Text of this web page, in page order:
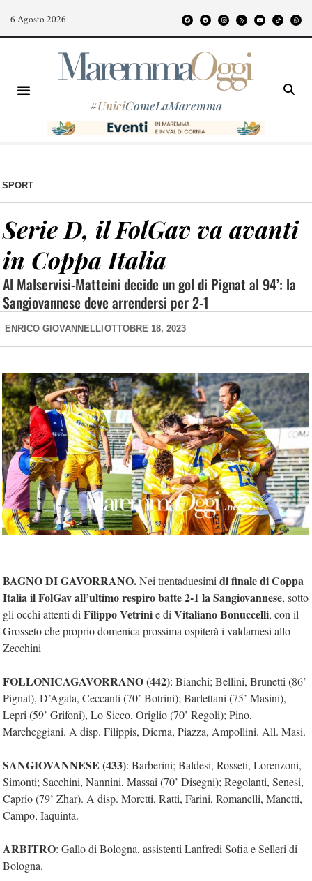
6 Agosto 2026
#UniciComeLaMaremma
SPORT
Serie D, il FolGav va avanti
in Coppa Italia
Al Malservisi-Matteini decide un gol di Pignat al 94’: la
Sangiovannese deve arrendersi per 2-1
ENRICO GIOVANNELLI OTTOBRE 18, 2023
BAGNO DI GAVORRANO.Nei trentaduesimi di finale di Coppa
Italiail FolGavall’ultimo respiro batte 2-1 la Sangiovannese, sotto
gli occhi attenti di Filippo Vetrinie di Vitaliano Bonuccelli, con il
Grosseto che proprio domenica prossima ospiterà i valdarnesi allo
Zecchini
FOLLONICAGAVORRANO (442): Bianchi; Bellini, Brunetti (86’
Pignat), D’Agata, Ceccanti (70’ Botrini); Barlettani (75’ Masini),
Lepri (59’ Grifoni), Lo Sicco, Origlio (70’ Regoli); Pino,
Marcheggiani. A disp. Filippis, Dierna, Piazza, Ampollini. All. Masi.
SANGIOVANNESE (433): Barberini; Baldesi, Rosseti, Lorenzoni,
Simonti; Sacchini, Nannini, Massai (70’ Disegni); Regolanti, Senesi,
Caprio (79’ Zhar). A disp. Moretti, Ratti, Farini, Romanelli, Manetti,
Campo, Iaquinta.
ARBITRO: Gallo di Bologna, assistenti Lanfredi Sofia e Selleri di
Bologna.